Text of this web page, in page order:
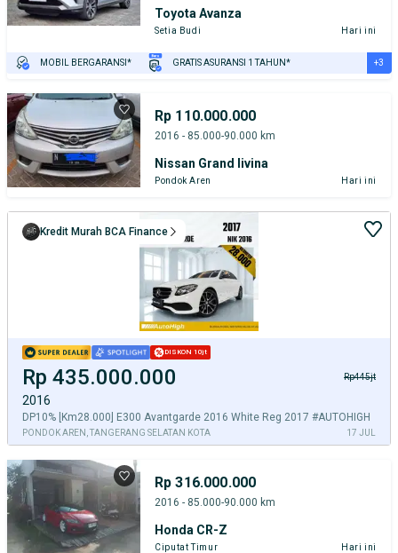
Toyota Avanza
Setia Budi Hari ini
MOBIL BERGARANSI* GRATIS ASURANSI 1 TAHUN*
PENJUAL TERVERIFIKASI
+3
Rp 110.000.000
2016 - 85.000-90.000 km
Nissan Grand livina
Pondok Aren Hari ini
DISKON 10jt
Rp 435.000.000 Rp445jt
2016
DP10% [Km28.000] E300 Avantgarde 2016 White Reg 2017 #AUTOHIGH
PONDOK AREN, TANGERANG SELATAN KOTA 17 JUL
Kredit Murah BCA Finance
Rp 316.000.000
2016 - 85.000-90.000 km
Honda CR-Z
Ciputat Timur Hari ini